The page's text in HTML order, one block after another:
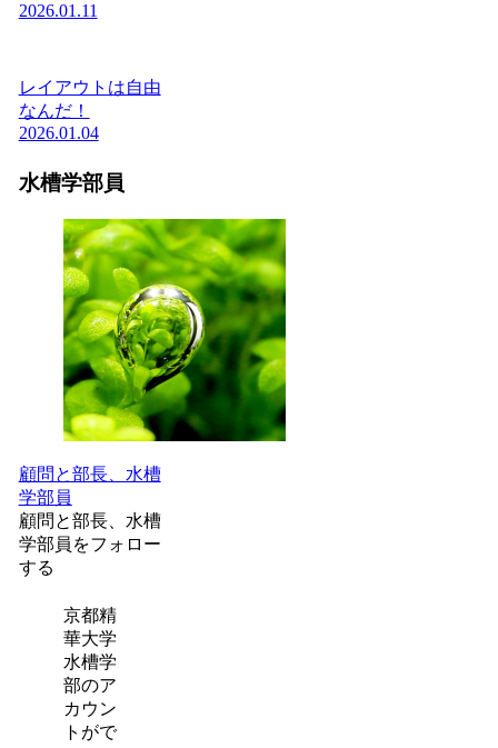
2026.01.11
レイアウトは自由
なんだ！
2026.01.04
水槽学部員
顧問と部長、水槽
学部員
顧問と部長、水槽
学部員をフォロー
する
京都精
華大学
水槽学
部のア
カウン
トがで